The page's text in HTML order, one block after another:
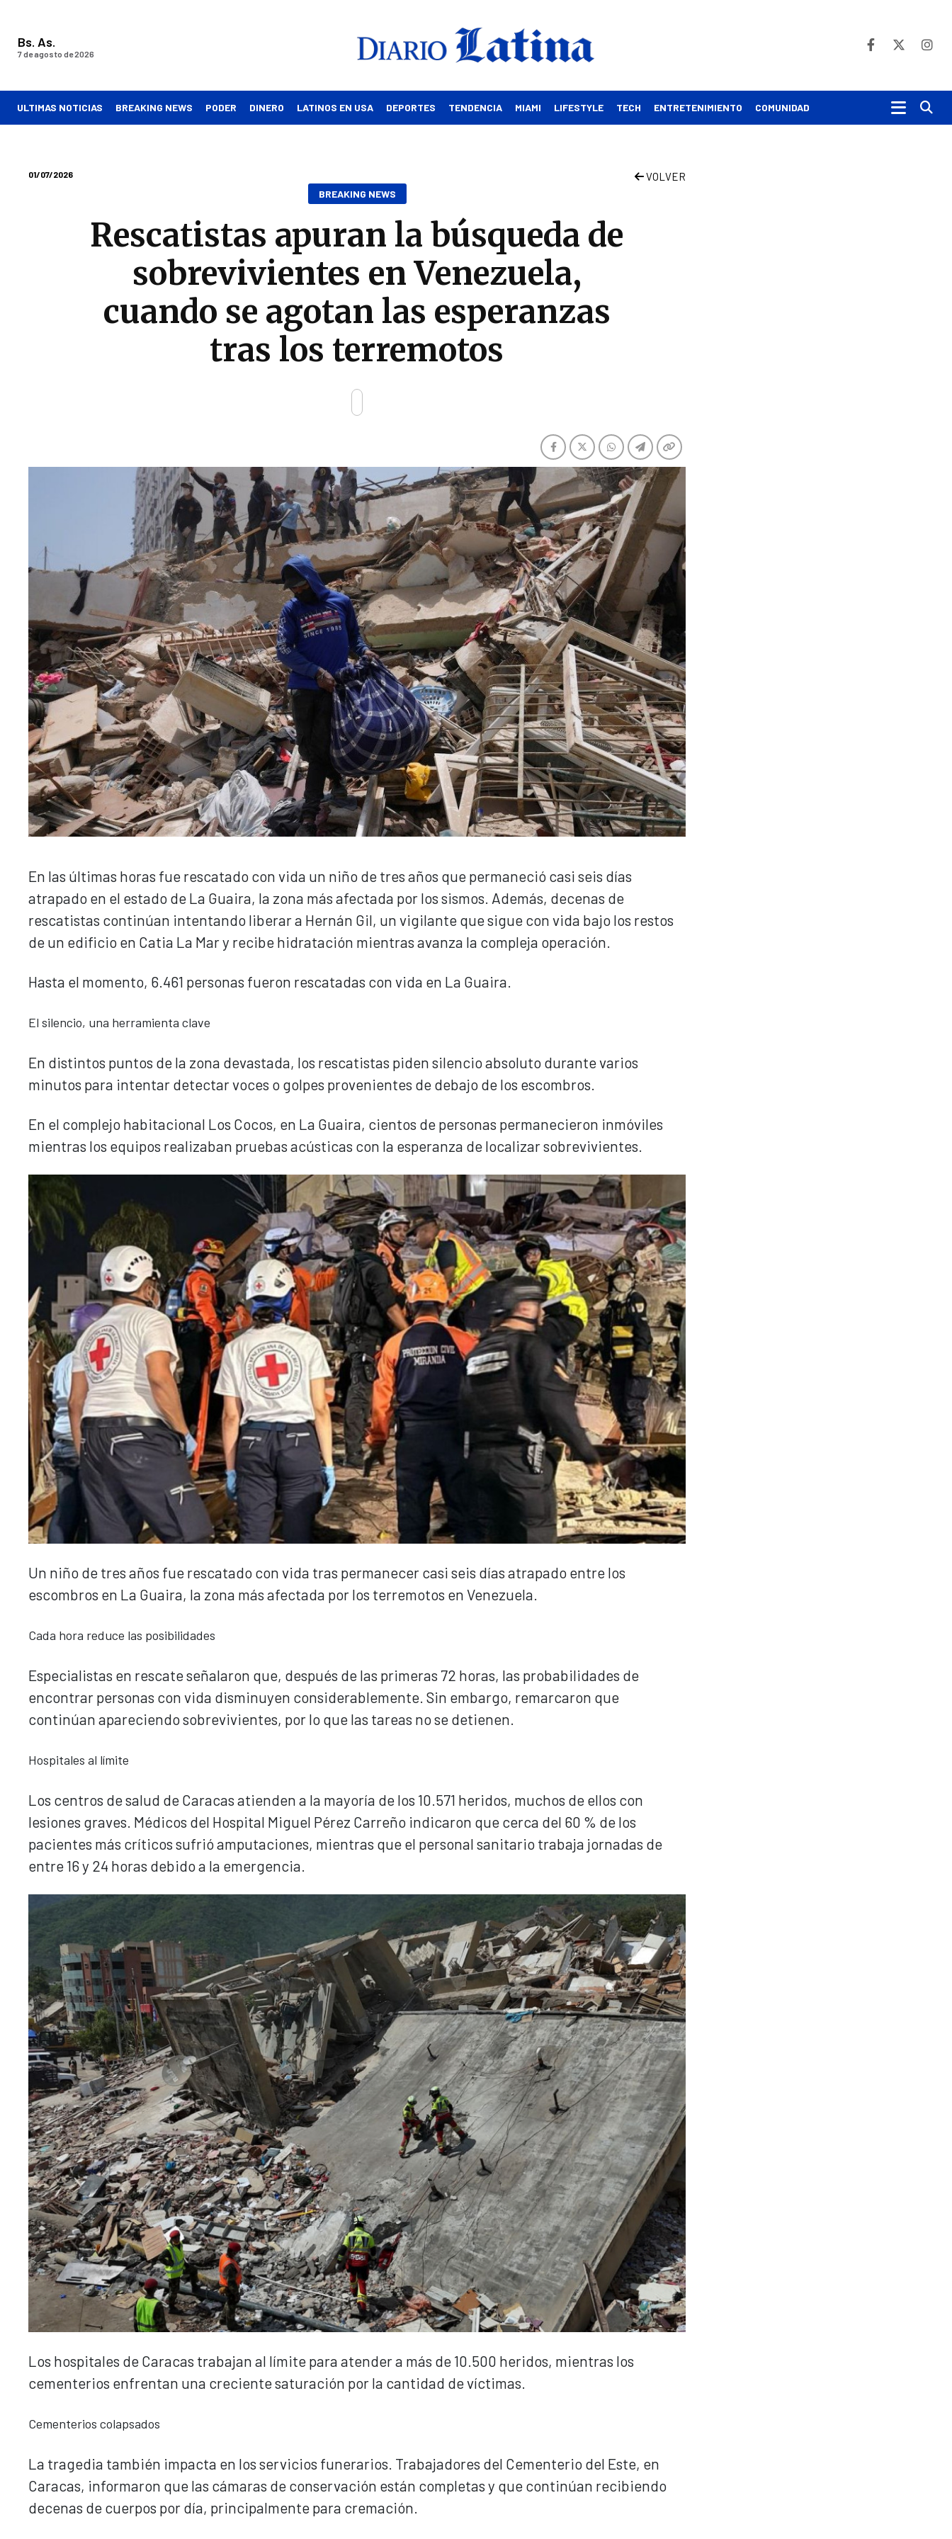
Bs. As.
7 de agosto de 2026
ULTIMAS NOTICIAS BREAKING NEWS PODER DINERO LATINOS EN USA DEPORTES TENDENCIA MIAMI LIFESTYLE TECH ENTRETENIMIENTO COMUNIDAD
01/07/2026 VOLVER
BREAKING NEWS
Rescatistas apuran la búsqueda de
sobrevivientes en Venezuela,
cuando se agotan las esperanzas
tras los terremotos
En las últimas horas fue rescatado con vida un niño de tres años que permaneció casi seis días
atrapado en el estado de La Guaira, la zona más afectada por los sismos. Además, decenas de
rescatistas continúan intentando liberar a Hernán Gil, un vigilante que sigue con vida bajo los restos
de un edificio en Catia La Mar y recibe hidratación mientras avanza la compleja operación.
Hasta el momento, 6.461 personas fueron rescatadas con vida en La Guaira.
El silencio, una herramienta clave
En distintos puntos de la zona devastada, los rescatistas piden silencio absoluto durante varios
minutos para intentar detectar voces o golpes provenientes de debajo de los escombros.
En el complejo habitacional Los Cocos, en La Guaira, cientos de personas permanecieron inmóviles
mientras los equipos realizaban pruebas acústicas con la esperanza de localizar sobrevivientes.
Un niño de tres años fue rescatado con vida tras permanecer casi seis días atrapado entre los
escombros en La Guaira, la zona más afectada por los terremotos en Venezuela.
Cada hora reduce las posibilidades
Especialistas en rescate señalaron que, después de las primeras 72 horas, las probabilidades de
encontrar personas con vida disminuyen considerablemente. Sin embargo, remarcaron que
continúan apareciendo sobrevivientes, por lo que las tareas no se detienen.
Hospitales al límite
Los centros de salud de Caracas atienden a la mayoría de los 10.571 heridos, muchos de ellos con
lesiones graves. Médicos del Hospital Miguel Pérez Carreño indicaron que cerca del 60 % de los
pacientes más críticos sufrió amputaciones, mientras que el personal sanitario trabaja jornadas de
entre 16 y 24 horas debido a la emergencia.
Los hospitales de Caracas trabajan al límite para atender a más de 10.500 heridos, mientras los
cementerios enfrentan una creciente saturación por la cantidad de víctimas.
Cementerios colapsados
La tragedia también impacta en los servicios funerarios. Trabajadores del Cementerio del Este, en
Caracas, informaron que las cámaras de conservación están completas y que continúan recibiendo
decenas de cuerpos por día, principalmente para cremación.